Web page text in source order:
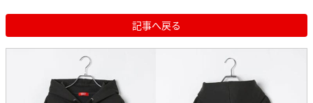
記事へ戻る